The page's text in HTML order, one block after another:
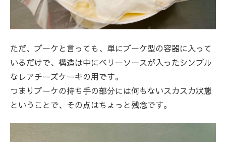
ただ、ブーケと言っても、単にブーケ型の容器に入って
いるだけで、構造は中にベリーソースが入ったシンプル
なレアチーズケーキの用です。
つまりブーケの持ち手の部分には何もないスカスカ状態
ということで、その点はちょっと残念です。